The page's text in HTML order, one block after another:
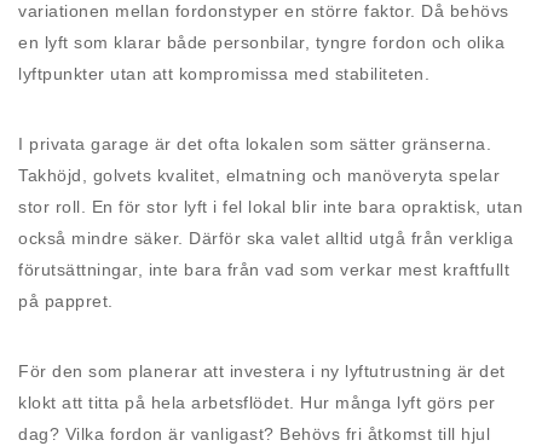
variationen mellan fordonstyper en större faktor. Då behövs
en lyft som klarar både personbilar, tyngre fordon och olika
lyftpunkter utan att kompromissa med stabiliteten.
I privata garage är det ofta lokalen som sätter gränserna.
Takhöjd, golvets kvalitet, elmatning och manöveryta spelar
stor roll. En för stor lyft i fel lokal blir inte bara opraktisk, utan
också mindre säker. Därför ska valet alltid utgå från verkliga
förutsättningar, inte bara från vad som verkar mest kraftfullt
på pappret.
För den som planerar att investera i ny lyftutrustning är det
klokt att titta på hela arbetsflödet. Hur många lyft görs per
dag? Vilka fordon är vanligast? Behövs fri åtkomst till hjul